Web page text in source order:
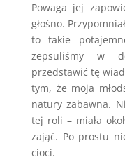
Powaga jej
głośno.
to takie
zepsuliśmy w
przedstawić tę
tym, że moja
natury zabawna.
tej roli – miała
zająć. Po prostu
cioci.